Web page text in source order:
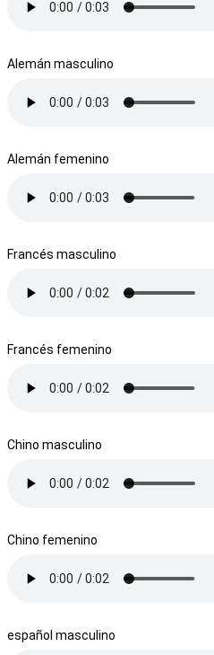
Alemán masculino
Alemán femenino
Francés masculino
Francés femenino
Chino masculino
Chino femenino
español masculino